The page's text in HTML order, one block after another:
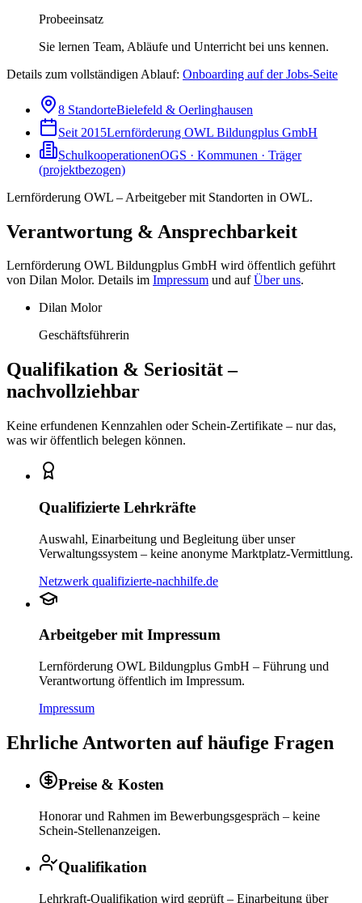
Probeeinsatz
Sie lernen Team, Abläufe und Unterricht bei uns kennen.
Details zum vollständigen Ablauf: Onboarding auf der Jobs-Seite
8 StandorteBielefeld & Oerlinghausen
Seit 2015Lernförderung OWL Bildungplus GmbH
SchulkooperationenOGS · Kommunen · Träger
(projektbezogen)
Lernförderung OWL – Arbeitgeber mit Standorten in OWL.
Verantwortung & Ansprechbarkeit
Lernförderung OWL Bildungplus GmbH wird öffentlich geführt
von Dilan Molor. Details im Impressum und auf Über uns.
Dilan Molor
Geschäftsführerin
Qualifikation & Seriosität –
nachvollziehbar
Keine erfundenen Kennzahlen oder Schein-Zertifikate – nur das,
was wir öffentlich belegen können.
Qualifizierte Lehrkräfte
Auswahl, Einarbeitung und Begleitung über unser
Verwaltungssystem – keine anonyme Marktplatz-Vermittlung.
Netzwerk qualifizierte-nachhilfe.de
Arbeitgeber mit Impressum
Lernförderung OWL Bildungplus GmbH – Führung und
Verantwortung öffentlich im Impressum.
Impressum
Ehrliche Antworten auf häufige Fragen
Preise & Kosten
Honorar und Rahmen im Bewerbungsgespräch – keine
Schein-Stellenanzeigen.
Qualifikation
Lehrkraft-Qualifikation wird geprüft – Einarbeitung über